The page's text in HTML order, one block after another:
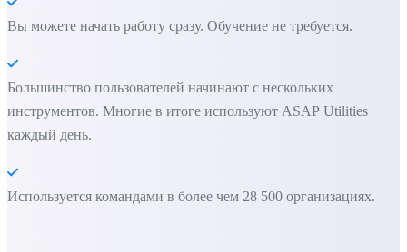
Вы можете начать работу сразу. Обучение не требуется.
Большинство пользователей начинают с нескольких
инструментов. Многие в итоге используют ASAP Utilities
каждый день.
Используется командами в более чем 28 500 организациях.